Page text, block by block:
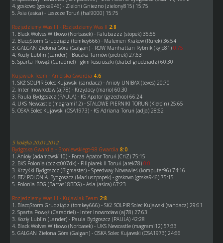
4. goskowo (goska946) - Zieloni Gniezno (zielony815) 15:75
5. Asia (asica) - Leszcze Toruń (hal9000) 15:75
Rozjedziemy Was III - Rozjedziemy Was II 2:8
1. Black Wolves Witkowo (Norbasek) - Falubazzz (stopek) 35:55
2. BlacqStorm Grudziądz (tomkey666) - Malemen Krakow (Rurek) 36:54
3. GALGAN Zielona Góra (Galgan) - ROW Manhattan Rybnik (kyjo81) 0:75
4. Kozły Lublin (Lander) - Buczka Tarnów (pietrek) 27:63
5. Sparta Płowęż (Caradriel) - gkm kosciuszki (diabel grudziadz) 60:30
Kujawiak Team - Anielska Gwardia 4:6
1. SKŻ SOLPIR Solec Kujawski (sandacz) - Anioły UNIBAX (teves) 20:70
2. Inter Inowrocław (aj78) - Krzyżacy (mario) 60:30
3. Paula Bydgoszcz (PAULA) - KS Apator (grzechoo) 66:24
4. UKS Newcastle (magrami12) - STALOWE PIERNIKI TORUŃ (Kiełpin) 25:65
5. OSKA Solec Kujawski (OSA1973) - KS Adriana Toruń (adja) 28:62
5 kolejka 20.01.2012
Bydgoska Gwardia - Broniewskiego-98 Gwardia 8:0
1. Anioły (adamowski10) - Forza Apator Toruń (CriZ) 75:15
2. BKS Polonia (oczko007dk) - Filipiarek II Toruń (arek78) 0:0
3. Krzyśki Bydgoszcz (Bigmaster) - Speedway Nowawieś (komputer96) 74:16
4. BTŻ.POLONIA .Bydgoszcz (Mariuszpopek) - goskowo (goska946) 75:15
5. Polonia BDG (Bartas18BDG) - Asia (asica) 67:23
Rozjedziemy Was III - Kujawiak Team 2:8
1. BlacqStorm Grudziądz (tomkey666) - SKŻ SOLPIR Solec Kujawski (sandacz) 29:61
2. Sparta Płowęż (Caradriel) - Inter Inowrocław (aj78) 27:63
3. Kozły Lublin (Lander) - Paula Bydgoszcz (PAULA) 42:28
4. Black Wolves Witkowo (Norbasek) - UKS Newcastle (magrami12) 57:33
5. GALGAN Zielona Góra (Galgan) - OSKA Solec Kujawski (OSA1973) 24:66